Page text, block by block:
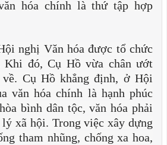
hóa chính là thứ tập hợp
nghị Văn hóa được tổ chức
đó, Cụ Hồ vừa chân ướt
về. Cụ Hồ khẳng định, ở Hội
văn hóa chính là hạnh phúc
bình dân tộc, văn hóa phải
xã hội. Trong việc xây dựng
tham nhũng, chống xa hoa,